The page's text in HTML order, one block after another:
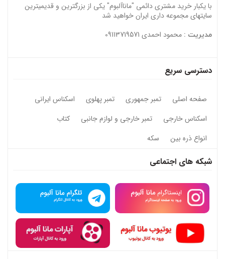
با یکبار خرید مشتری دائمی "ماناآلبوم" یکی از بزرگترین و قدیمیترین
سایتهای مجموعه داری ایران خواهید شد
مدیریت : محمود احمدی 09113719571
دسترسی سریع
صفحه اصلی تمبر جمهوری تمبر پهلوی
اسکناس ایرانی
اسکناس خارجی
تمبر خارجی و لوازم جانبی
کتاب
انواع ذره بین
سکه
شبکه های اجتماعی